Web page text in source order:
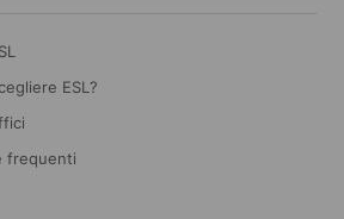
ESL?
frequenti